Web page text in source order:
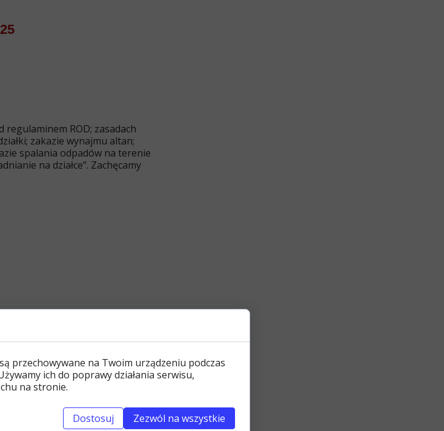
regulaminem ROD; zasadach
zakazie wynajmu altan;
spalania odpadów na terenie
na działce”. Zachęcamy
przechowywane na Twoim urządzeniu podczas
ich do poprawy działania serwisu,
na stronie.
Dostosuj Zezwól na wszystkie